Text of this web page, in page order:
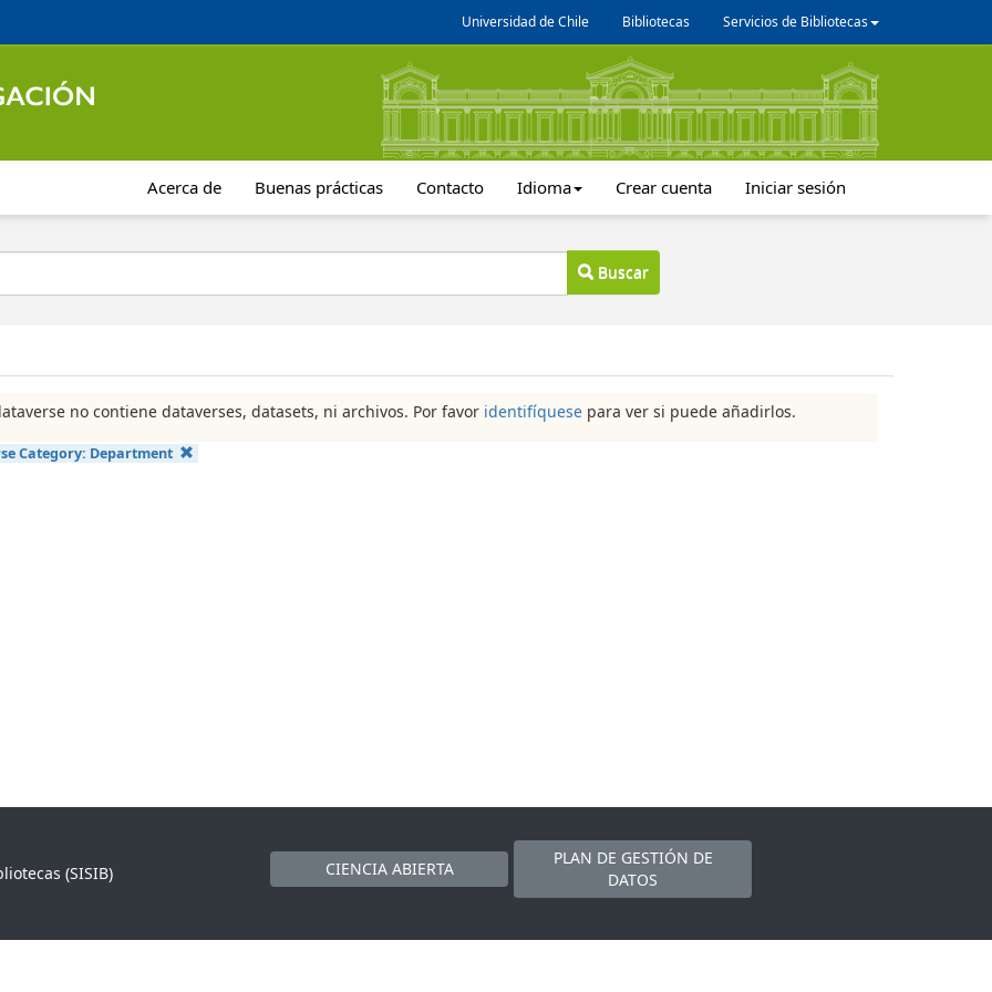
Universidad de Chile Bibliotecas Servicios de Bibliotecas
Acerca de Buenas prácticas Contacto Idioma Crear cuenta Iniciar sesión
Buscar
no contiene dataverses, datasets, ni archivos. Por favor identifíquese para ver si puede añadirlos.
Category: Department
(SISIB)
CIENCIA ABIERTA
PLAN DE GESTIÓN DE
DATOS